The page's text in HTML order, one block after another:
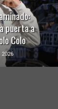
puerta a
Colo
2026